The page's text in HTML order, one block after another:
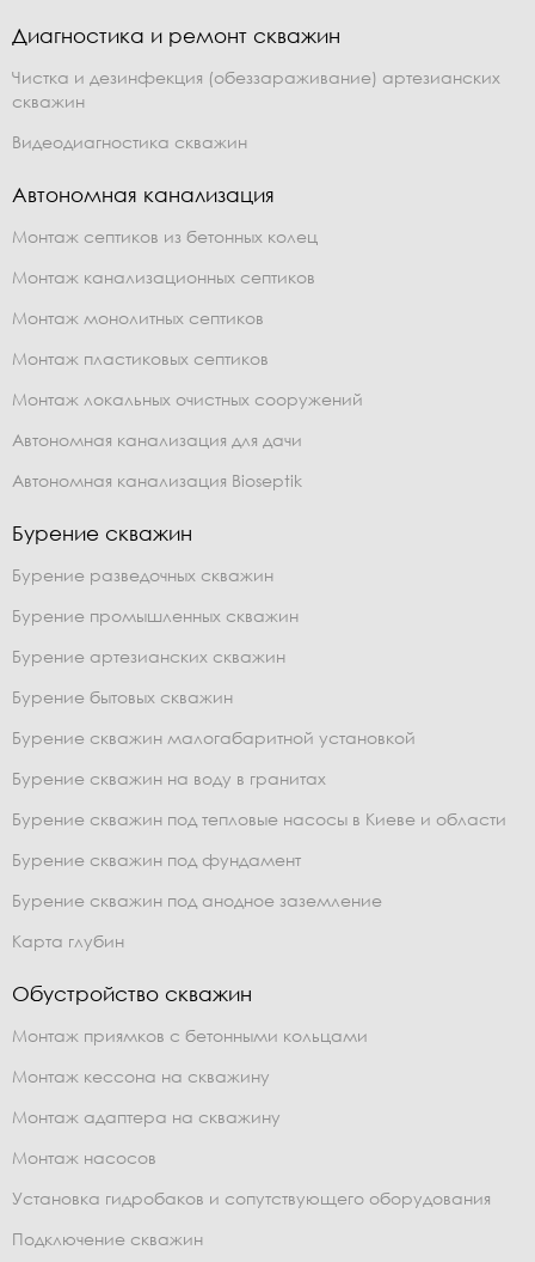
Диагностика и ремонт скважин
Чистка и дезинфекция (обеззараживание) артезианских
скважин
Видеодиагностика скважин
Автономная канализация
Монтаж септиков из бетонных колец
Монтаж канализационных септиков
Монтаж монолитных септиков
Монтаж пластиковых септиков
Монтаж локальных очистных сооружений
Автономная канализация для дачи
Автономная канализация Bioseptik
Бурение скважин
Бурение разведочных скважин
Бурение промышленных скважин
Бурение артезианских скважин
Бурение бытовых скважин
Бурение скважин малогабаритной установкой
Бурение скважин на воду в гранитах
Бурение скважин под тепловые насосы в Киеве и области
Бурение скважин под фундамент
Бурение скважин под анодное заземление
Карта глубин
Обустройство скважин
Монтаж приямков с бетонными кольцами
Монтаж кессона на скважину
Монтаж адаптера на скважину
Монтаж насосов
Установка гидробаков и сопутствующего оборудования
Подключение скважин